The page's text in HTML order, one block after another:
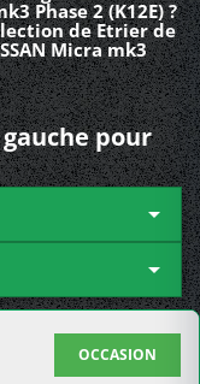
Phase 2 (K12E) ?
de Etrier de
Micra mk3
pour


OCCASION